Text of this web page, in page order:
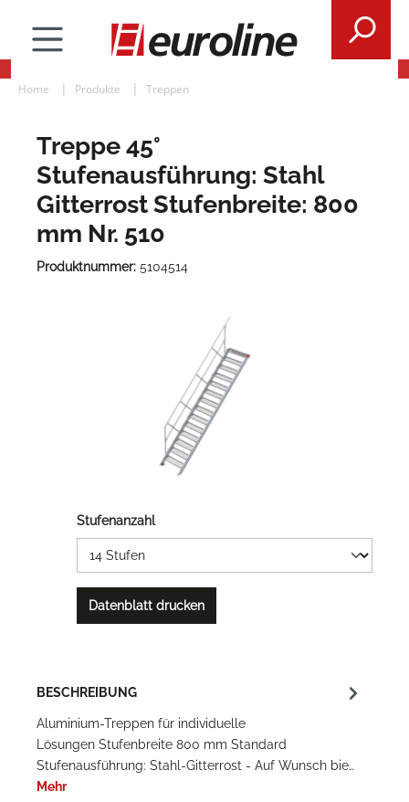
Home Produkte Treppen
Treppe 45°
Stufenausführung: Stahl
Gitterrost Stufenbreite: 800
mm Nr. 510
Produktnummer: 5104514
Stufenanzahl
Datenblatt drucken
BESCHREIBUNG
Aluminium-Treppen für individuelle
Lösungen Stufenbreite 800 mm Standard
Stufenausführung: Stahl-Gitterrost - Auf Wunsch bie…
Mehr